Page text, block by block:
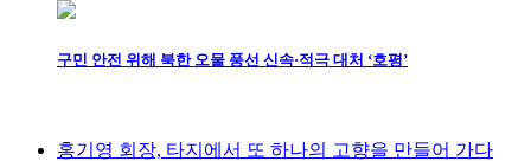
구민 안전 위해 북한 오물 풍선 신속·적극 대처 ‘호평’
홍기영 회장, 타지에서 또 하나의 고향을 만들어 가다